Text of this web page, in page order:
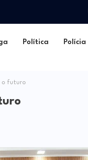
Política Polícia
o futuro